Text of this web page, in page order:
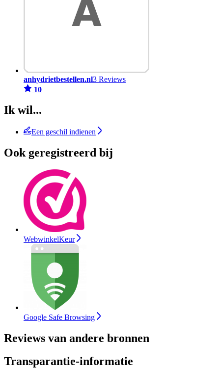
anhydrietbestellen.nl3 Reviews
10
Ik wil...
Een geschil indienen
Ook geregistreerd bij
WebwinkelKeur
Google Safe Browsing
Reviews van andere bronnen
Transparantie-informatie